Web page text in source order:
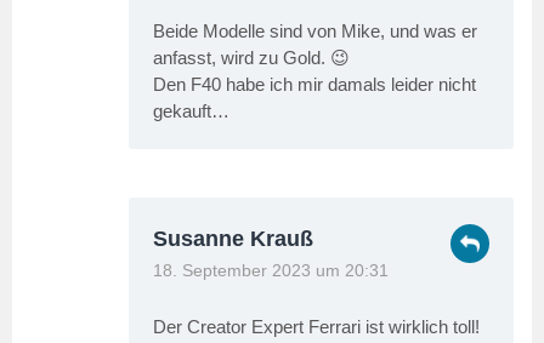
Beide Modelle sind von Mike, und was er
anfasst, wird zu Gold. 😉
Den F40 habe ich mir damals leider nicht
gekauft…
Susanne Krauß
18. September 2023 um 20:31
Der Creator Expert Ferrari ist wirklich toll!